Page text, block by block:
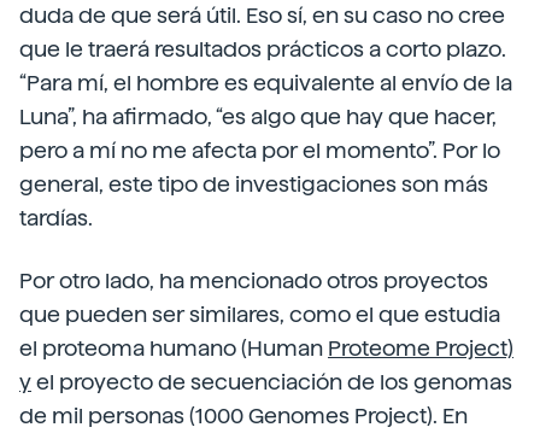
duda de que será útil. Eso sí, en su caso no cree
que le traerá resultados prácticos a corto plazo.
“Para mí, el hombre es equivalente al envío de la
Luna”, ha afirmado, “es algo que hay que hacer,
pero a mí no me afecta por el momento”. Por lo
general, este tipo de investigaciones son más
tardías.
Por otro lado, ha mencionado otros proyectos
que pueden ser similares, como el que estudia
el proteoma humano (Human Proteome Project)
yel proyecto de secuenciación de los genomas
de mil personas (1000 Genomes Project). En